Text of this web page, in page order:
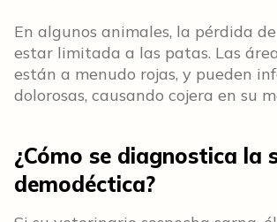
En algunos animales, la pérdida
estar limitada a las patas. Las
están a menudo rojas, y pueden
dolorosas, causando cojera en su
¿Cómo se diagnostica la
demodéctica?